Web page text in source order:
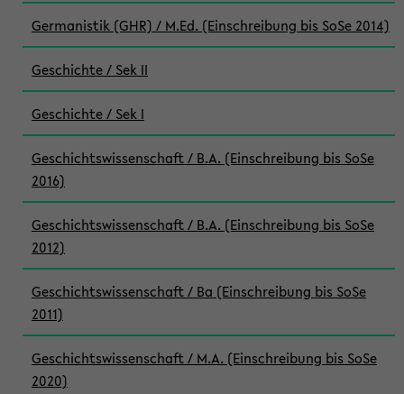
Germanistik (GHR) / M.Ed. (Einschreibung bis SoSe 2014)
Geschichte / Sek II
Geschichte / Sek I
Geschichtswissenschaft / B.A. (Einschreibung bis SoSe
2016)
Geschichtswissenschaft / B.A. (Einschreibung bis SoSe
2012)
Geschichtswissenschaft / Ba (Einschreibung bis SoSe
2011)
Geschichtswissenschaft / M.A. (Einschreibung bis SoSe
2020)